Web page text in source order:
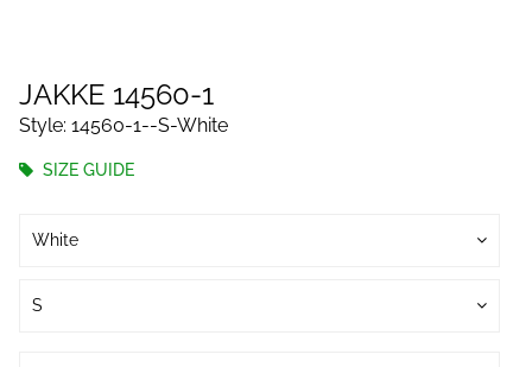
JAKKE 14560-1
Style: 14560-1--S-White
SIZE GUIDE
White
S